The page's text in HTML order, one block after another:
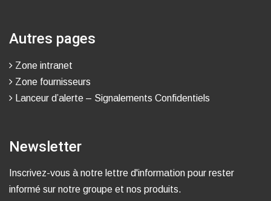
Autres pages
Zone intranet
Zone fournisseurs
Lanceur d’alerte – Signalements Confidentiels
Newsletter
Inscrivez-vous à notre lettre d'information pour rester
informé sur notre groupe et nos produits.